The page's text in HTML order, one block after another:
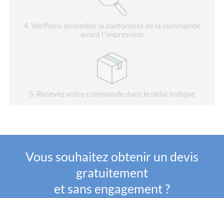
4. Vérifions ensemble la conformité de la commande
avant l'impression
5 . Recevez votre commande dans le délai indiqué
Vous souhaitez obtenir un devis
gratuitement
et sans engagement ?